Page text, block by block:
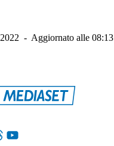
- Aggiornato alle 08:13